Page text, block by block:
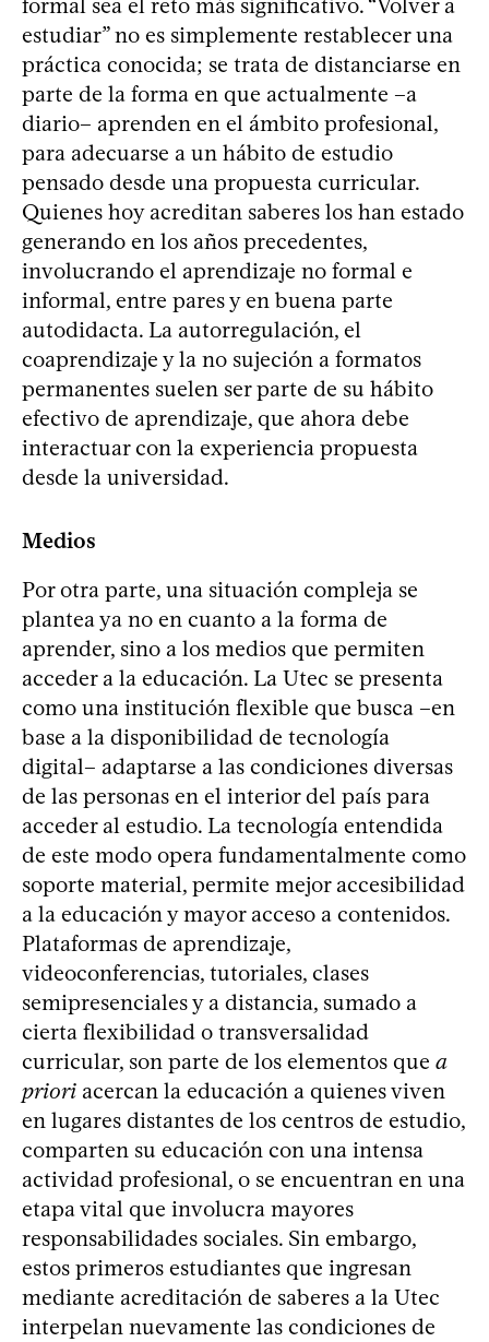
formal sea el reto más significativo. “Volver a
estudiar” no es simplemente restablecer una
práctica conocida; se trata de distanciarse en
parte de la forma en que actualmente –a
diario– aprenden en el ámbito profesional,
para adecuarse a un hábito de estudio
pensado desde una propuesta curricular.
Quienes hoy acreditan saberes los han estado
generando en los años precedentes,
involucrando el aprendizaje no formal e
informal, entre pares y en buena parte
autodidacta. La autorregulación, el
coaprendizaje y la no sujeción a formatos
permanentes suelen ser parte de su hábito
efectivo de aprendizaje, que ahora debe
interactuar con la experiencia propuesta
desde la universidad.
Medios
Por otra parte, una situación compleja se
plantea ya no en cuanto a la forma de
aprender, sino a los medios que permiten
acceder a la educación. La Utec se presenta
como una institución flexible que busca –en
base a la disponibilidad de tecnología
digital– adaptarse a las condiciones diversas
de las personas en el interior del país para
acceder al estudio. La tecnología entendida
de este modo opera fundamentalmente como
soporte material, permite mejor accesibilidad
a la educación y mayor acceso a contenidos.
Plataformas de aprendizaje,
videoconferencias, tutoriales, clases
semipresenciales y a distancia, sumado a
cierta flexibilidad o transversalidad
curricular, son parte de los elementos que a
priori acercan la educación a quienes viven
en lugares distantes de los centros de estudio,
comparten su educación con una intensa
actividad profesional, o se encuentran en una
etapa vital que involucra mayores
responsabilidades sociales. Sin embargo,
estos primeros estudiantes que ingresan
mediante acreditación de saberes a la Utec
interpelan nuevamente las condiciones de